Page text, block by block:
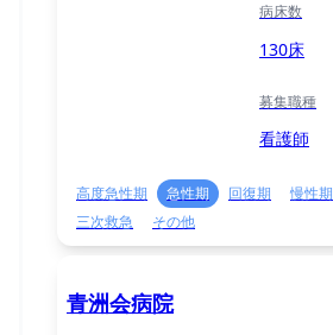
病床数
130床
募集職種
看護師
高度急性期 急性期 回復期 慢性期
三次救急
その他
青洲会病院